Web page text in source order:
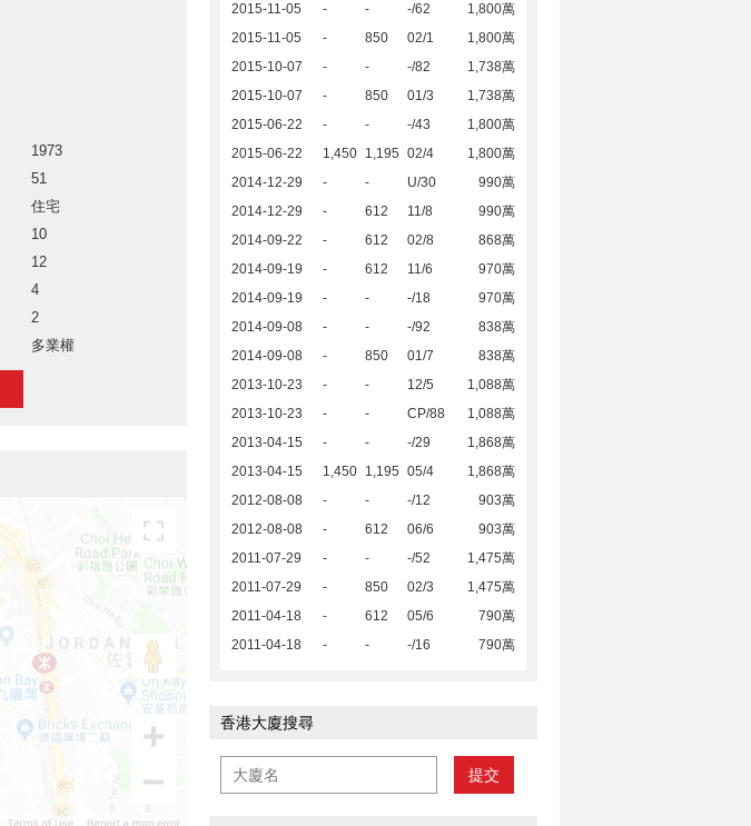
1973
51
住宅
10
12
4
2
多業權
2015-11-05
- - -/62
1,800萬
2015-11-05
- 850 02/1
1,800萬
2015-10-07
- - -/82
1,738萬
2015-10-07
- 850 01/3
1,738萬
2015-06-22
- - -/43
1,800萬
2015-06-22
1,450 1,195 02/4
1,800萬
2014-12-29
- - U/30
990萬
2014-12-29
- 612 11/8
990萬
2014-09-22
- 612 02/8
868萬
2014-09-19
- 612 11/6
970萬
2014-09-19
- - -/18
970萬
2014-09-08
- - -/92
838萬
2014-09-08
- 850 01/7
838萬
2013-10-23
- - 12/5
1,088萬
2013-10-23
- - CP/88
1,088萬
2013-04-15
- - -/29
1,868萬
2013-04-15
1,450 1,195 05/4
1,868萬
2012-08-08
- - -/12
903萬
2012-08-08
- 612 06/6
903萬
2011-07-29
- - -/52
1,475萬
2011-07-29
- 850 02/3
1,475萬
2011-04-18
- 612 05/6
790萬
2011-04-18
- - -/16 790萬
香港大廈搜尋
提交